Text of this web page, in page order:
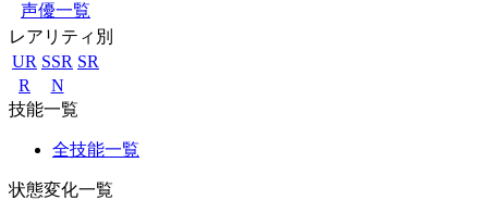
声優一覧
レアリティ別
UR SSR SR
R
N
技能一覧
全技能一覧
状態変化一覧